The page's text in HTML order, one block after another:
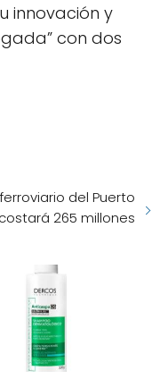
innovación y
con dos
del Puerto
265 millones